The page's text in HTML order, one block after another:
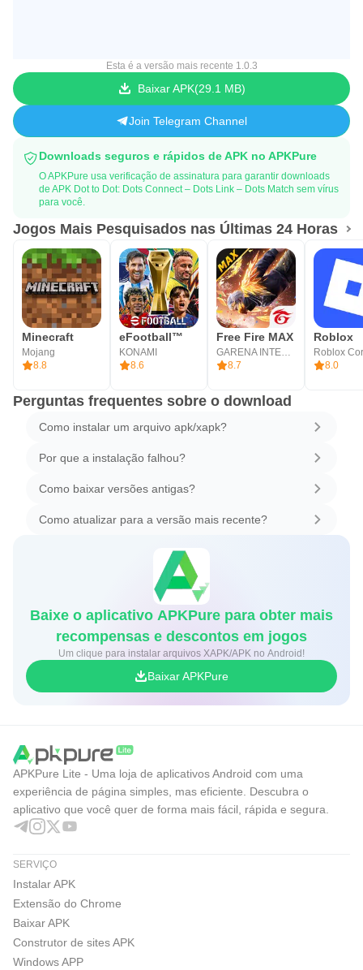
Esta é a versão mais recente 1.0.3
Baixar APK 29.1 MB
Join Telegram Channel
Downloads seguros e rápidos de APK no APKPure
O APKPure usa verificação de assinatura para garantir downloads
de APK Dot to Dot: Dots Connect – Dots Link – Dots Match sem vírus
para você.
Jogos Mais Pesquisados nas Últimas 24 Horas
Minecraft
Mojang
8.8
eFootball™
KONAMI
8.6
Free Fire MAX
GARENA INTERNATIONAL I
8.7
Roblox
8.0
Perguntas frequentes sobre o download
Como instalar um arquivo apk/xapk?
Por que a instalação falhou?
Como baixar versões antigas?
Como atualizar para a versão mais recente?
Baixe o aplicativo APKPure para obter mais
recompensas e descontos em jogos
Um clique para instalar arquivos XAPK/APK no Android!
Baixar APKPure
APKPure Lite - Uma loja de aplicativos Android com uma
experiência de página simples, mas eficiente. Descubra o
aplicativo que você quer de forma mais fácil, rápida e segura.
SERVIÇO
Instalar APK
Extensão do Chrome
Baixar APK
Construtor de sites APK
Windows APP